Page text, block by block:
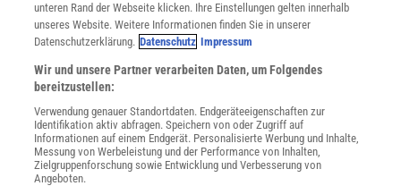
unteren Rand der Webseite klicken. Ihre Einstellungen gelten innerhalb
unseres Website. Weitere Informationen finden Sie in unserer
Datenschutzerklärung. Datenschutz Impressum
Wir und unsere Partner verarbeiten Daten, um Folgendes
bereitzustellen:
Verwendung genauer Standortdaten. Endgeräteeigenschaften zur
Identifikation aktiv abfragen. Speichern von oder Zugriff auf
Informationen auf einem Endgerät. Personalisierte Werbung und Inhalte,
Messung von Werbeleistung und der Performance von Inhalten,
Zielgruppenforschung sowie Entwicklung und Verbesserung von
Angeboten.